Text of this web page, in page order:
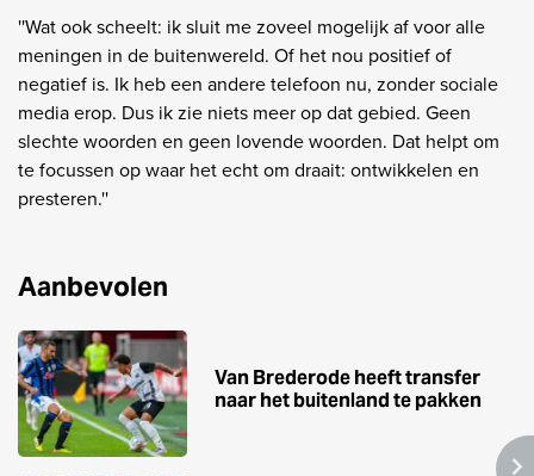
''Wat ook scheelt: ik sluit me zoveel mogelijk af voor alle
meningen in de buitenwereld. Of het nou positief of
negatief is. Ik heb een andere telefoon nu, zonder sociale
media erop. Dus ik zie niets meer op dat gebied. Geen
slechte woorden en geen lovende woorden. Dat helpt om
te focussen op waar het echt om draait: ontwikkelen en
presteren.''
Aanbevolen
Van Brederode heeft transfer
naar het buitenland te pakken